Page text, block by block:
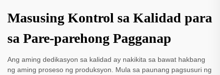
Masusing Kontrol sa Kalidad para
sa Pare-parehong Pagganap
Ang aming dedikasyon sa kalidad ay nakikita sa bawat hakbang
ng aming proseso ng produksyon. Mula sa paunang pagsusuri ng